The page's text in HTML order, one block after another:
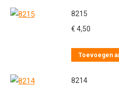
8215
€ 4,50
Toevoegen
8214